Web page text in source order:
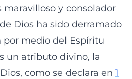
maravilloso y consolador
Dios ha sido derramado
por medio del Espíritu
un atributo divino, la
como se declara en 1